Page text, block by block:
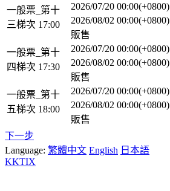
一般票_第十
三梯次 17:00
2026/07/20 00:00(+0800)
2026/08/02 00:00(+0800)
販售
一般票_第十
四梯次 17:30
2026/07/20 00:00(+0800)
2026/08/02 00:00(+0800)
販售
一般票_第十
五梯次 18:00
2026/07/20 00:00(+0800)
2026/08/02 00:00(+0800)
販售
下一步
Language: 繁體中文 English 日本語
KKTIX